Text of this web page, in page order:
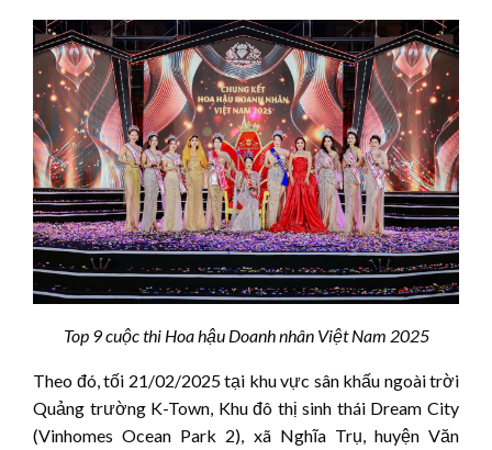
Top 9 cuộc thi Hoa hậu Doanh nhân Việt Nam 2025
Theo đó, tối 21/02/2025 tại khu vực sân khấu ngoài trời
Quảng trường K-Town, Khu đô thị sinh thái Dream City
(Vinhomes Ocean Park 2), xã Nghĩa Trụ, huyện Văn